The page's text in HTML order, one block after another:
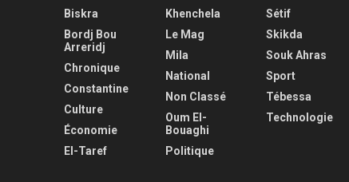
Biskra
Bordj Bou
Arreridj
Chronique
Constantine
Culture
Économie
El-Taref
Khenchela
Le Mag
Mila
National
Non Classé
Oum El-
Bouaghi
Politique
Sétif
Skikda
Souk Ahras
Sport
Tébessa
Technologie